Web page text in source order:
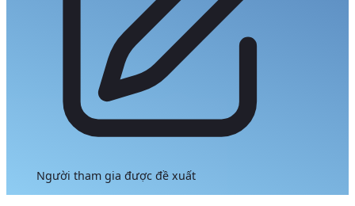
Người tham gia được đề xuất